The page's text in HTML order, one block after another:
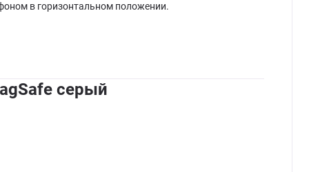
в горизонтальном положении.
серый